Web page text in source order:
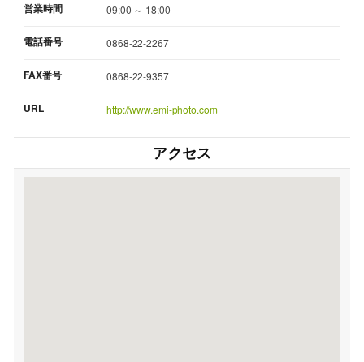
営業時間 09:00 ～ 18:00
電話番号 0868-22-2267
FAX番号 0868-22-9357
URL http://www.emi-photo.com
アクセス